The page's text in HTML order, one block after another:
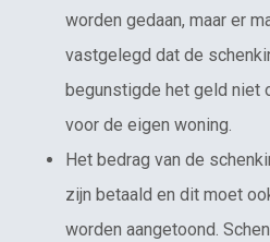
worden gedaan, maar er
vastgelegd dat de
begunstigde het geld niet
voor de eigen woning.
Het bedrag van de
zijn betaald en dit moet
worden aangetoond.